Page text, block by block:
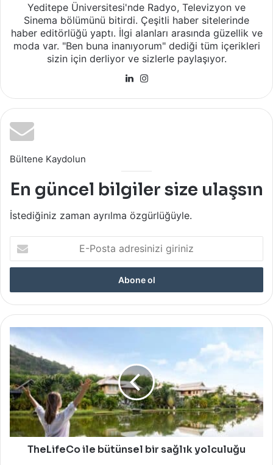
Yeditepe Üniversitesi'nde Radyo, Televizyon ve
Sinema bölümünü bitirdi. Çeşitli haber sitelerinde
haber editörlüğü yaptı. İlgi alanları arasında güzellik ve
moda var. "Ben buna inanıyorum" dediği tüm içerikleri
sizin için derliyor ve sizlerle paylaşıyor.
LinkedIn
Bültene Kaydolun
En güncel bilgiler size ulaşsın
İstediğiniz zaman ayrılma özgürlüğüyle.
Posta
adresinizi
TheLifeCo
ile
bütünsel
bir
sağlık
yolculuğu
TheLifeCo ile bütünsel bir sağlık yolculuğu